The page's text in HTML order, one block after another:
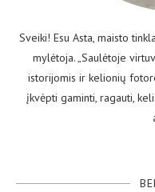
Sveiki! Esu Asta, maisto
mylėtoja. „Saulėtoje
istorijomis ir kelionių
įkvėpti gaminti, ragauti,